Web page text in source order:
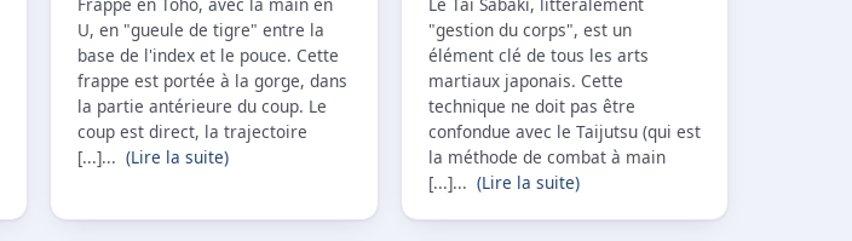
U, en "gueule de tigre" entre la
base de l'index et le pouce. Cette
frappe est portée à la gorge, dans
la partie antérieure du coup. Le
coup est direct, la trajectoire
[...]... (Lire la suite)
"gestion du corps", est un
élément clé de tous les arts
martiaux japonais. Cette
technique ne doit pas être
confondue avec le Taijutsu (qui est
la méthode de combat à main
[...]... (Lire la suite)